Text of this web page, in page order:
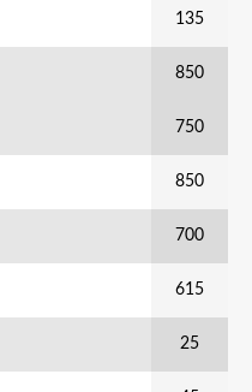
135
850
750
850
700
615
25